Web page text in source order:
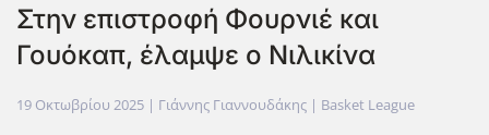
Στην επιστροφή Φουρνιέ και
Γουόκαπ, έλαμψε ο Νιλικίνα
19 Οκτωβρίου 2025 | Γιάννης Γιαννουδάκης | Basket League